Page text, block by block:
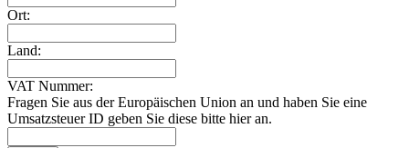
Ort:
Land:
VAT Nummer:
Fragen Sie aus der Europäischen Union an und haben Sie eine
Umsatzsteuer ID geben Sie diese bitte hier an.